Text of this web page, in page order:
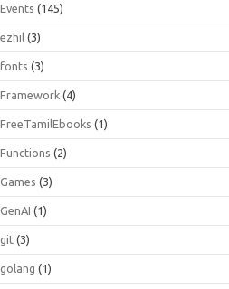
Events (145)
ezhil (3)
fonts (3)
Framework (4)
FreeTamilEbooks (1)
Functions (2)
Games (3)
GenAI (1)
git (3)
golang (1)